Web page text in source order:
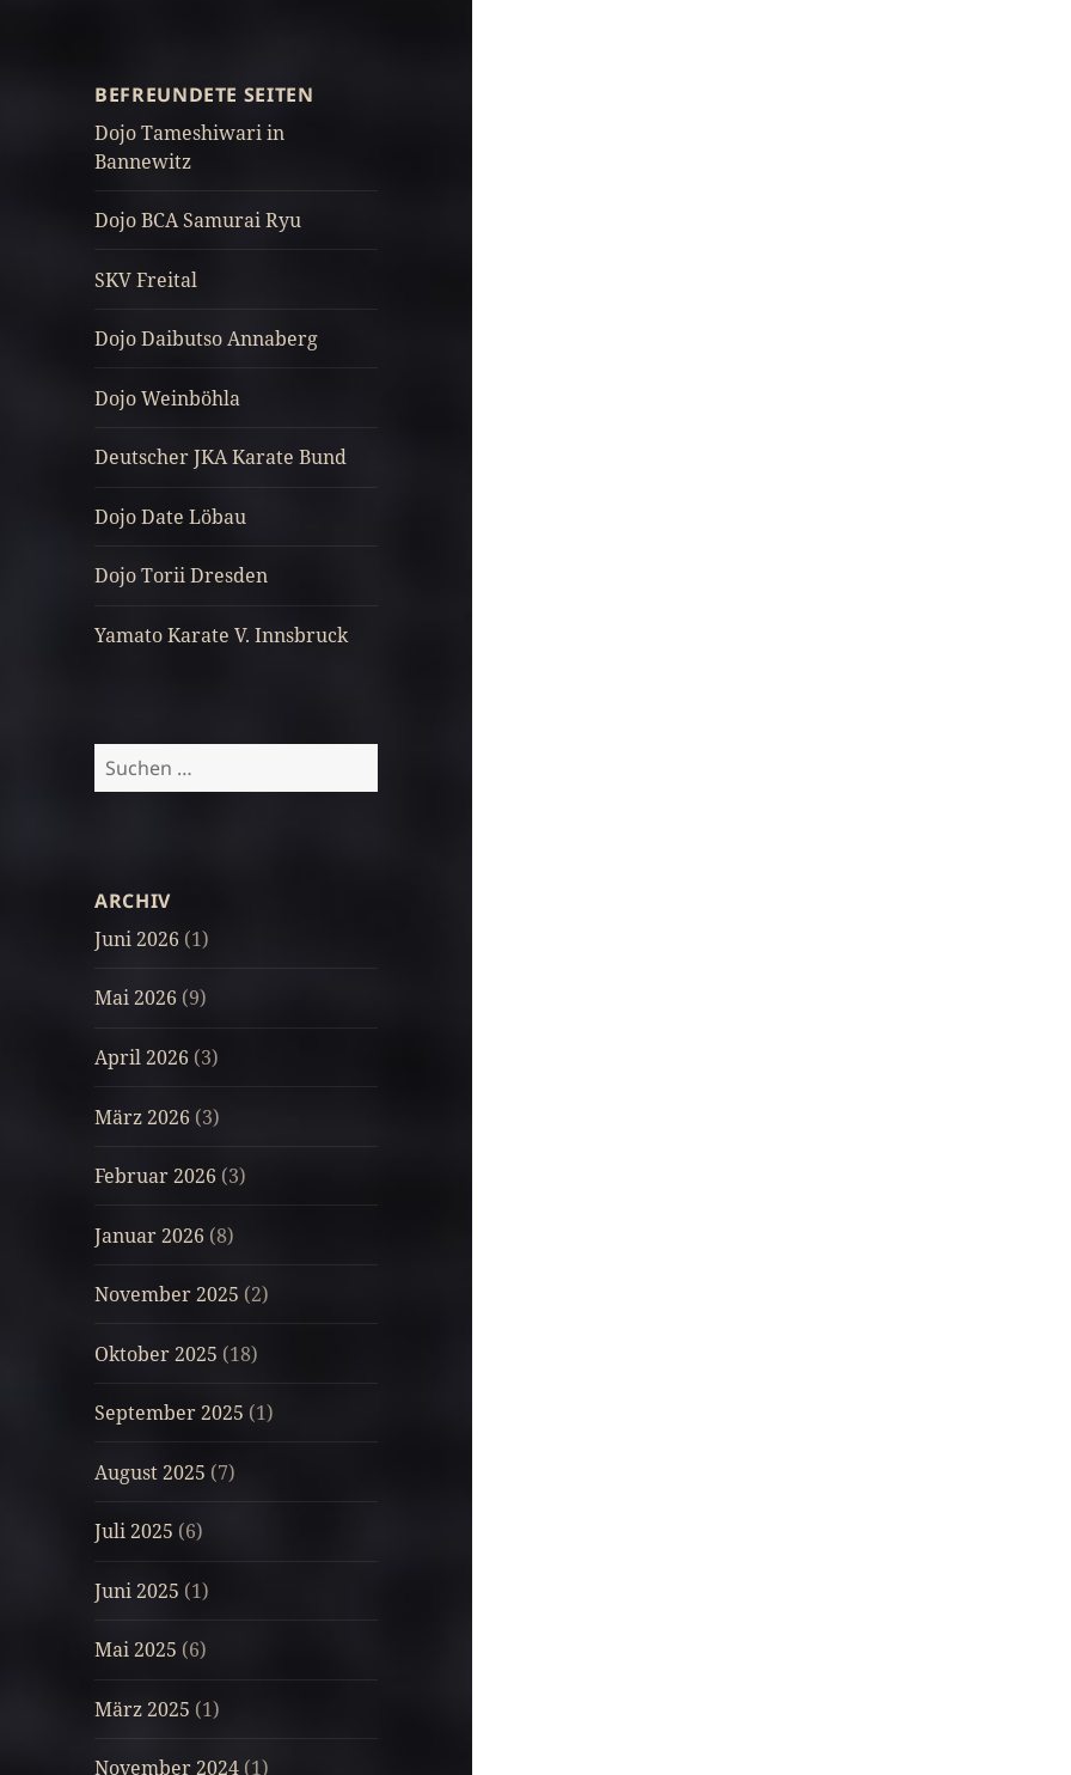
BEFREUNDETE SEITEN
Dojo Tameshiwari in
Bannewitz
Dojo BCA Samurai Ryu
SKV Freital
Dojo Daibutso Annaberg
Dojo Weinböhla
Deutscher JKA Karate Bund
Dojo Date Löbau
Dojo Torii Dresden
Yamato Karate V. Innsbruck
Suchen
nach:
ARCHIV
Juni 2026 (1)
Mai 2026 (9)
April 2026 (3)
März 2026 (3)
Februar 2026 (3)
Januar 2026 (8)
November 2025 (2)
Oktober 2025 (18)
September 2025 (1)
August 2025 (7)
Juli 2025 (6)
Juni 2025 (1)
Mai 2025 (6)
März 2025 (1)
November 2024 (1)